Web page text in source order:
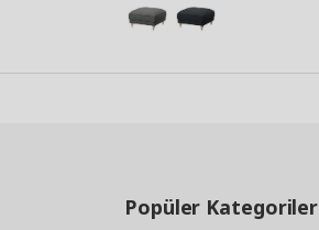
Popüler Kategoriler